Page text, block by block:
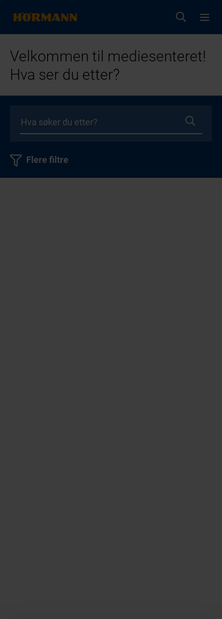
Velkommen til mediesenteret!
Hva ser du etter?
Flere filtre